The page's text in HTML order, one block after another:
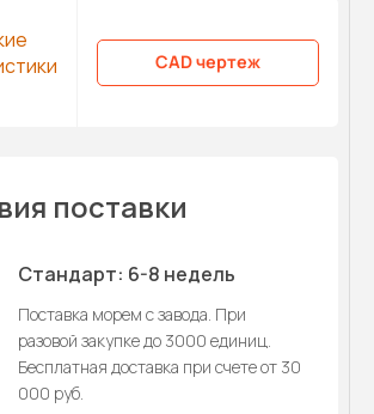
CAD чертеж
поставки
Стандарт: 6-8 недель
Поставка морем с завода. При
разовой закупке до 3000 единиц.
Бесплатная доставка при счете от 30
000 руб.